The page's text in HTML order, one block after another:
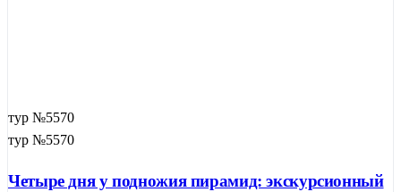
тур №5570
тур №5570
Четыре дня у подножия пирамид: экскурсионный